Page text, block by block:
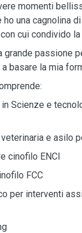
momenti
una cagnolina
cui condivido
grande passione
basare la mia
Scienze e
e asilo
cinofilo ENCI
FCC
per interventi